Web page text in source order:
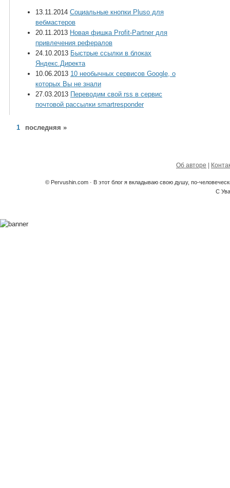
13.11.2014 Социальные кнопки Pluso для
вебмастеров
20.11.2013 Новая фишка Profit-Partner для
привлечения рефералов
24.10.2013 Быстрые ссылки в блоках
Яндекс.Директа
10.06.2013 10 необычных сервисов Google, о
которых Вы не знали
27.03.2013 Переводим свой rss в сервис
почтовой рассылки smartresponder
1 последняя »
Об авторе
© Pervushin.com · В этот блог я вкладываю свою душу, по-
С